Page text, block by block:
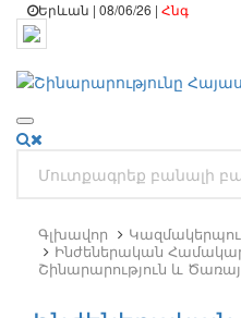
Երևան | 08/06/26 | Հնգ
Գլխավոր
Ինժեներական
Շինարարություն և